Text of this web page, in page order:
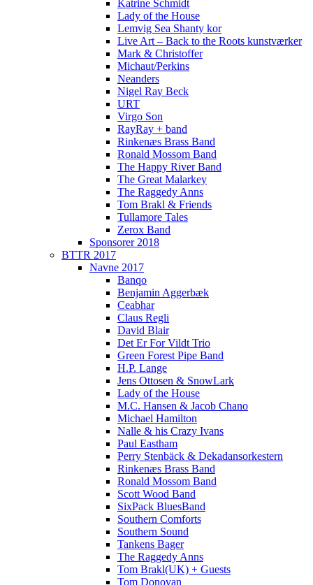
Katrine Schmidt
Lady of the House
Lemvig Sea Shanty kor
Live Art – Back to the Roots kunstværker
Mark & Christoffer
Michaut/Perkins
Neanders
Nigel Ray Beck
URT
Virgo Son
RayRay + band
Rinkenæs Brass Band
Ronald Mossom Band
The Happy River Band
The Great Malarkey
The Raggedy Anns
Tom Brakl & Friends
Tullamore Tales
Zerox Band
Sponsorer 2018
BTTR 2017
Navne 2017
Banqo
Benjamin Aggerbæk
Ceabhar
Claus Regli
David Blair
Det Er For Vildt Trio
Green Forest Pipe Band
H.P. Lange
Jens Ottosen & SnowLark
Lady of the House
M.C. Hansen & Jacob Chano
Michael Hamilton
Nalle & his Crazy Ivans
Paul Eastham
Perry Stenbäck & Dekadansorkestern
Rinkenæs Brass Band
Ronald Mossom Band
Scott Wood Band
SixPack BluesBand
Southern Comforts
Southern Sound
Tankens Bager
The Raggedy Anns
Tom Brakl(UK) + Guests
Tom Donovan